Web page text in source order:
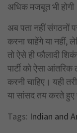
अधिक मजबूत भी
अब पता नहीं संगठनों
करना चाहेंगे या नहीं,
तो ऐसे ही फौलादी
पार्टी को ऐसा
करनी चाहिए। यही
या सांसद तय करते हुए
Tags: Indian and